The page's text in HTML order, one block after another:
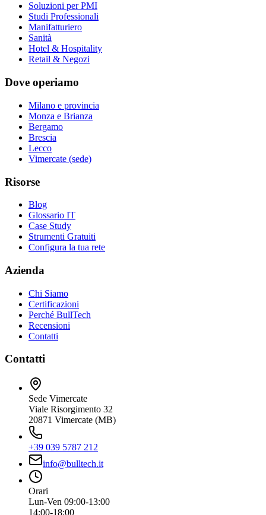
Soluzioni per PMI
Studi Professionali
Manifatturiero
Sanità
Hotel & Hospitality
Retail & Negozi
Dove operiamo
Milano e provincia
Monza e Brianza
Bergamo
Brescia
Lecco
Vimercate (sede)
Risorse
Blog
Glossario IT
Case Study
Strumenti Gratuiti
Configura la tua rete
Azienda
Chi Siamo
Certificazioni
Perché BullTech
Recensioni
Contatti
Contatti
Sede Vimercate
Viale Risorgimento 32
20871 Vimercate (MB)
+39 039 5787 212
info@bulltech.it
Orari
Lun-Ven 09:00-13:00
14:00-18:00